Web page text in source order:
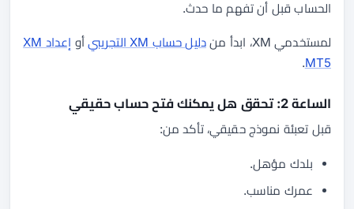
الحساب قبل أن تفهم ما حدث.
لمستخدمي XM، ابدأ من دليل حساب XM التجريبي أو
إعداد XM
MT5
.
الساعة 2: تحقق هل يمكنك فتح حساب حقيقي
قبل تعبئة نموذج حقيقي، تأكد من:
بلدك مؤهل.
عمرك مناسب.